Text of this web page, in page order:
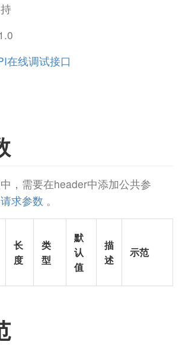
在线调试接口
，需要在header中添加公共参
求参数 。
长
度
类
型
默
认
值
描
述
示范